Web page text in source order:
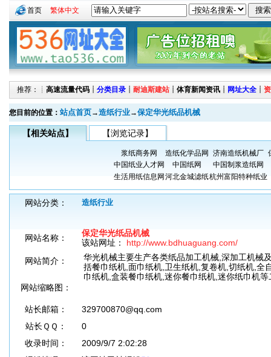
首页 繁体中文
推荐：┊ 高速流量代码 ┊ 分类目录 ┊ 耐迪斯建站 ┊ 体育新闻资讯 ┊ 网址大全 ┊
您目前的位置： 站点首页→造纸行业→保定华光纸品机械
【相关站点】 【浏览记录】
浆纸商务网 造纸化学品网 济南造纸机械厂
中国纸业人才网
中国纸网
中国制浆造纸网
生活用纸信息网 河北金城滤纸杭州富阳特种纸业
网站分类： 造纸行业
网站名称：
保定华光纸品机械
该站网址： http://www.bdhuaguang.com/
网站简介：
华光机械主要生产各类纸品加工机械,深加工机械
括餐巾纸机,面巾纸机,卫生纸机,复卷机,切纸机,全
巾纸机,盒装餐巾纸机,迷你餐巾纸机,迷你纸巾机
网站缩略图：
站长邮箱：
329700870@qq.com
站长ＱＱ：
0
收录时间：
2009/9/7 2:02:28